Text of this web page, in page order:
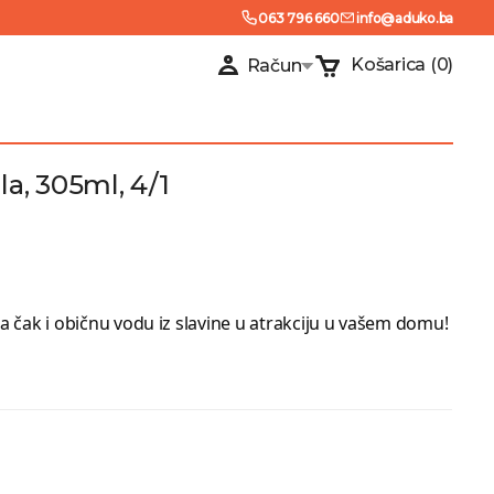
063 796 660 info@aduko.ba
Račun Košarica (0)
305ml, 4/1
čak i običnu vodu iz slavine u atrakciju u vašem domu!